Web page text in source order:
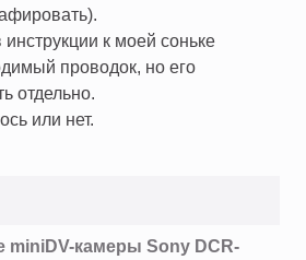
к моей соньке
проводок, но его
отдельно.
или нет.
miniDV-камеры Sony DCR-